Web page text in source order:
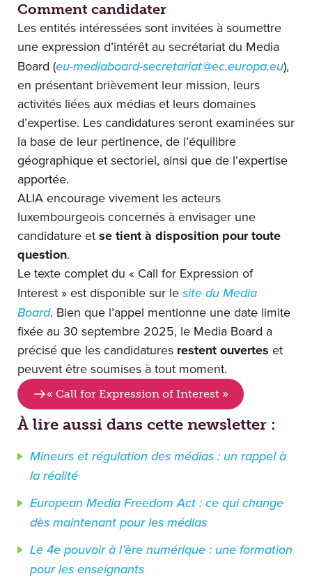
Comment candidater
Les entités intéressées sont invitées à soumettre
une expression d’intérêt au secrétariat du Media
Board (eu-mediaboard-secretariat@ec.europa.eu),
en présentant brièvement leur mission, leurs
activités liées aux médias et leurs domaines
d’expertise. Les candidatures seront examinées sur
la base de leur pertinence, de l’équilibre
géographique et sectoriel, ainsi que de l’expertise
apportée.
ALIA encourage vivement les acteurs
luxembourgeois concernés à envisager une
candidature etse tient à disposition pour toute
question.
Le texte complet du « Call for Expression of
Interest » est disponible sur le site du Media
Board. Bien que l’appel mentionne une date limite
fixée au 30 septembre 2025, le Media Board a
précisé que les candidatures restent ouvertes et
peuvent être soumises à tout moment.
« Call for Expression of Interest »
À lire aussi dans cette newsletter :
Mineurs et régulation des médias : un rappel à
la réalité
European Media Freedom Act : ce qui change
dès maintenant pour les médias
Le 4e pouvoir à l’ère numérique : une formation
pour les enseignants